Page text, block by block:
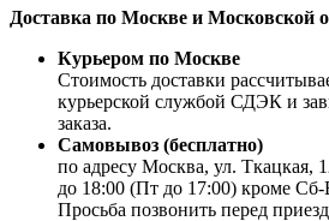
Доставка по Москве и Московской
Курьером по Москве
Стоимость доставки
курьерской службой СДЭК и
заказа.
Самовывоз (бесплатно)
по адресу Москва, ул. Ткацкая,
до 18:00 (Пт до 17:00) кроме
Просьба позвонить перед